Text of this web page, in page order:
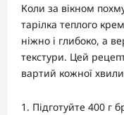
Коли за вікном
тарілка теплого
ніжно і глибоко, а
текстури. Цей
вартий кожної
Підготуйте 400 г